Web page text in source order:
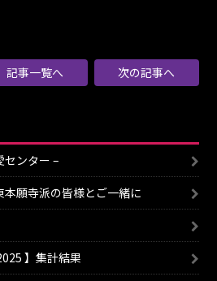
記事一覧へ 次の記事へ
センター –
本願寺派の皆様とご一緒に
】集計結果